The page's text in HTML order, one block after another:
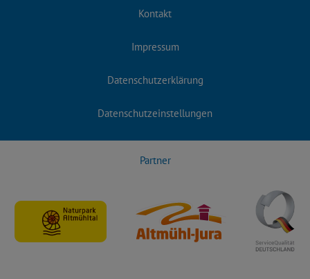
Kontakt
Impressum
Datenschutzerklärung
Datenschutzeinstellungen
Partner